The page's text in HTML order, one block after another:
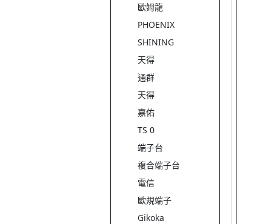
歐姆龍
PHOENIX
SHINING
天得
通群
天得
嘉佑
TS 0
端子台
複合端子台
電信
歐規端子
Gikoka